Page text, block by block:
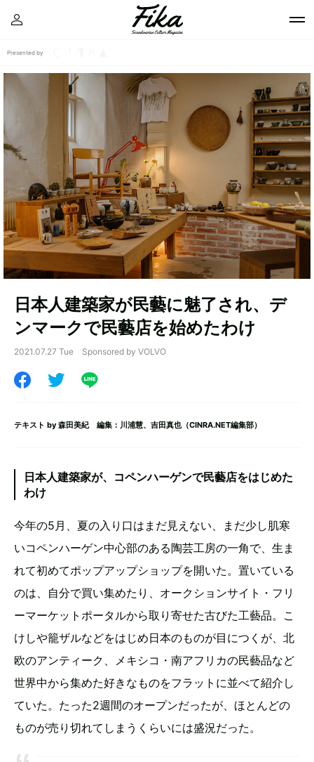
Presented by
日本人建築家が民藝に魅了され、デ
ンマークで民藝店を始めたわけ
2021.07.27 Tue Sponsored by VOLVO
テキスト by 森田美紀編集：川浦慧、吉田真也（CINRA.NET編集部）
日本人建築家が、コペンハーゲンで民藝店をはじめた
わけ
今年の5月、夏の入り口はまだ見えない、まだ少し肌寒
いコペンハーゲン中心部のある陶芸工房の一角で、生ま
れて初めてポップアップショップを開いた。置いている
のは、自分で買い集めたり、オークションサイト・フリ
ーマーケットポータルから取り寄せた古びた工藝品。こ
けしや籠ザルなどをはじめ日本のものが目につくが、北
欧のアンティーク、メキシコ・南アフリカの民藝品など
世界中から集めた好きなものをフラットに並べて紹介し
ていた。たった2週間のオープンだったが、ほとんどの
ものが売り切れてしまうくらいには盛況だった。